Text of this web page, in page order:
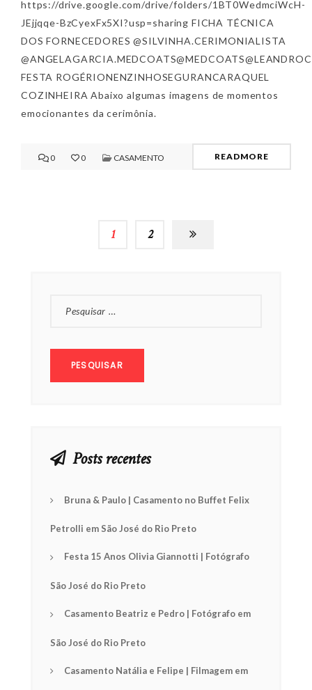
https://drive.google.com/drive/folders/1BT0WedmciWcH-
JEjjqqe-BzCyexFx5XI?usp=sharing FICHA TÉCNICA
DOS FORNECEDORES @SILVINHA.CERIMONIALISTA
FESTA ROGÉRIONENZINHOSEGURANCARAQUEL
COZINHEIRA Abaixo algumas imagens de momentos
emocionantes da cerimônia.
0 0 CASAMENTO READMORE
1 2
POR:
Posts recentes
Bruna & Paulo | Casamento no Buffet Felix
Petrolli em São José do Rio Preto
Festa 15 Anos Olivia Giannotti | Fotógrafo
São José do Rio Preto
Casamento Beatriz e Pedro | Fotógrafo em
São José do Rio Preto
Casamento Natália e Felipe | Filmagem em